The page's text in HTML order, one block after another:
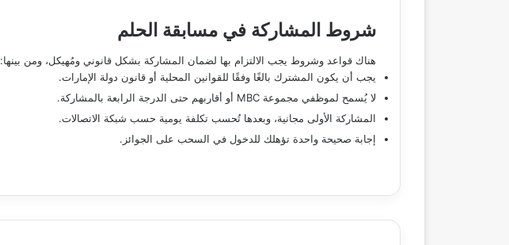
شروط المشاركة في مسابقة الحلم
هناك قواعد وشروط يجب الالتزام بها لضمان المشاركة بشكل قانوني ومُهيكل، ومن بينها:
يجب أن يكون المشترك بالغًا وفقًا للقوانين المحلية أو قانون دولة الإمارات.
لا يُسمح لموظفي مجموعة MBC أو أقاربهم حتى الدرجة الرابعة بالمشاركة.
المشاركة الأولى مجانية، وبعدها تُحسب تكلفة يومية حسب شبكة الاتصالات.
إجابة صحيحة واحدة تؤهلك للدخول في السحب على الجوائز.